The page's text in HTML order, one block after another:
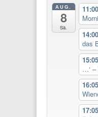
AUG.
8
Sa.
11:00
14:00
das
15:05
…‘ –
16:05
17:05